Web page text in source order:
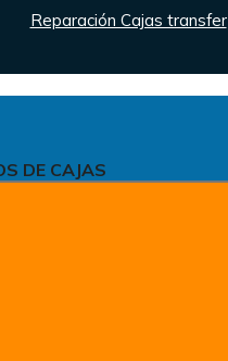
Reparación Cajas transfer
DE CAJAS